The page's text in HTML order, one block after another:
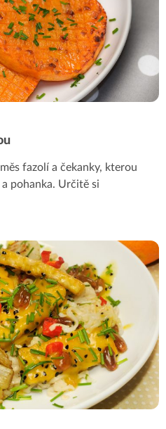
fazolí a čekanky, kterou
pohanka. Určitě si